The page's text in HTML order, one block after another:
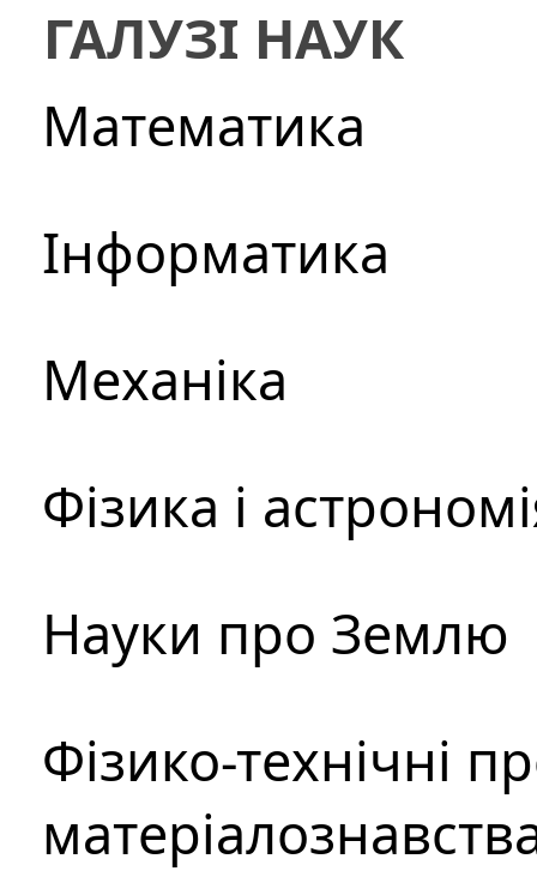
ГАЛУЗІ НАУК
Математика
Інформатика
Механіка
Фізика і
Науки про Землю
Фізико-технічні